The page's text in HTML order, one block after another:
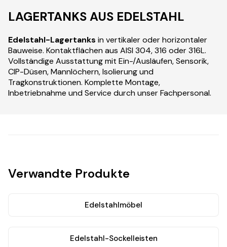
LAGERTANKS AUS EDELSTAHL
Edelstahl-Lagertanks in vertikaler oder horizontaler
Bauweise. Kontaktflächen aus AISI 304, 316 oder 316L.
Vollständige Ausstattung mit Ein-/Ausläufen, Sensorik,
CIP-Düsen, Mannlöchern, Isolierung und
Tragkonstruktionen. Komplette Montage,
Inbetriebnahme und Service durch unser Fachpersonal.
Verwandte Produkte
Edelstahlmöbel
Edelstahl-Sockelleisten